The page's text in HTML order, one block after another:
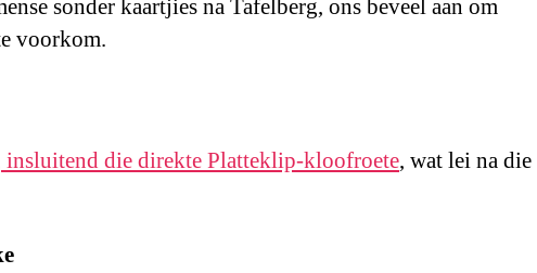
sonder kaartjies na Tafelberg, ons beveel aan om
voorkom.
insluitend die direkte Platteklip-kloofroete, wat lei na die